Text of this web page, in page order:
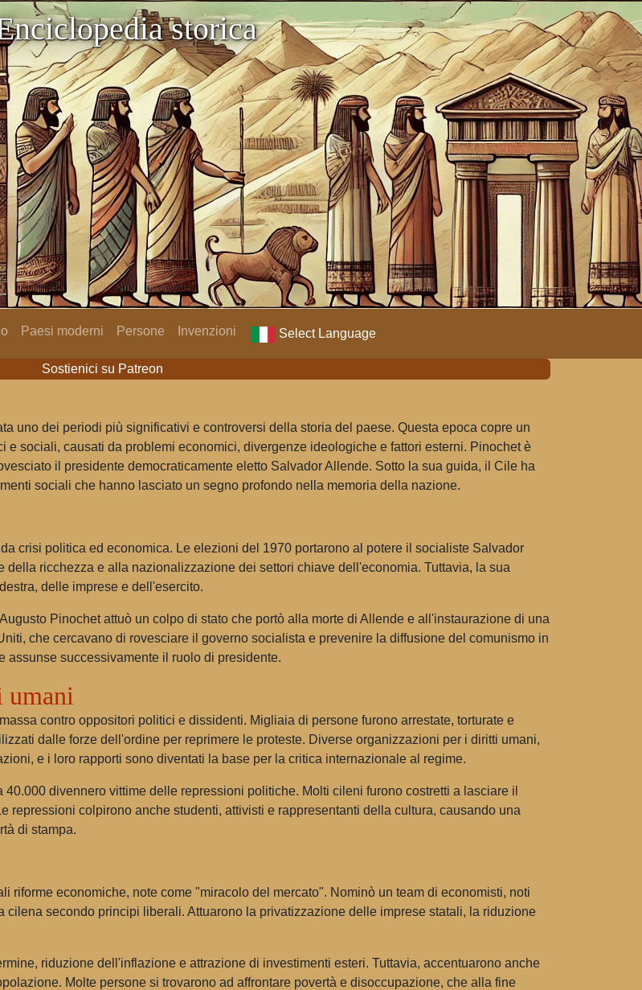
storica
Paesi moderni Persone Invenzioni Select Language
Sostienici su Patreon
uno dei periodi più significativi e controversi della storia del paese. Questa epoca copre un
sociali, causati da problemi economici, divergenze ideologiche e fattori esterni. Pinochet è
il presidente democraticamente eletto Salvador Allende. Sotto la sua guida, il Cile ha
sociali che hanno lasciato un segno profondo nella memoria della nazione.
crisi politica ed economica. Le elezioni del 1970 portarono al potere il socialiste Salvador
ricchezza e alla nazionalizzazione dei settori chiave dell'economia. Tuttavia, la sua
delle imprese e dell'esercito.
Pinochet attuò un colpo di stato che portò alla morte di Allende e all'instaurazione di una
che cercavano di rovesciare il governo socialista e prevenire la diffusione del comunismo in
successivamente il ruolo di presidente.
umani
contro oppositori politici e dissidenti. Migliaia di persone furono arrestate, torturate e
dalle forze dell'ordine per reprimere le proteste. Diverse organizzazioni per i diritti umani,
e i loro rapporti sono diventati la base per la critica internazionale al regime.
divennero vittime delle repressioni politiche. Molti cileni furono costretti a lasciare il
repressioni colpirono anche studenti, attivisti e rappresentanti della cultura, causando una
di stampa.
riforme economiche, note come "miracolo del mercato". Nominò un team di economisti, noti
secondo principi liberali. Attuarono la privatizzazione delle imprese statali, la riduzione
riduzione dell'inflazione e attrazione di investimenti esteri. Tuttavia, accentuarono anche
Molte persone si trovarono ad affrontare povertà e disoccupazione, che alla fine